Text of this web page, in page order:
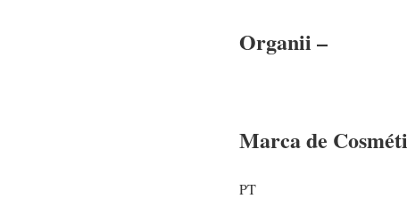
Organii –
Marca de
PT